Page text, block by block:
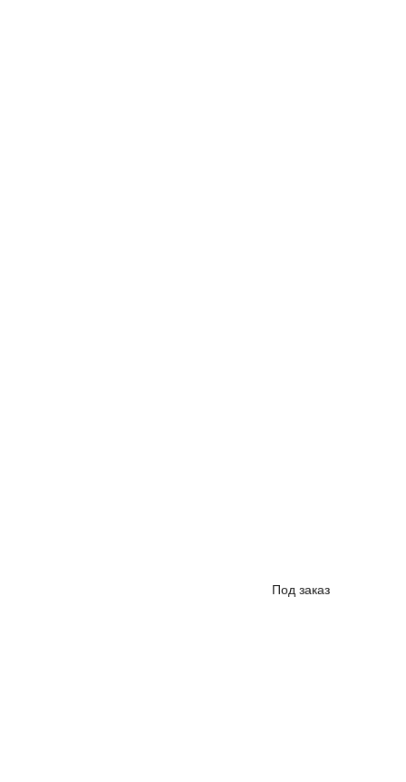
Под заказ